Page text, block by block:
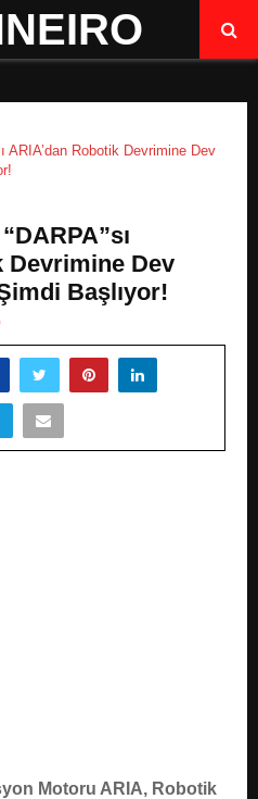
ARIA’dan Robotik Devrimine Dev
Devrimine Dev
Başlıyor!
Motoru ARIA, Robotik